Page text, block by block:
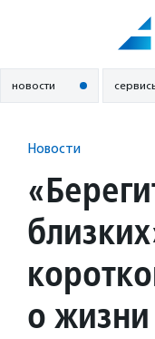
новости
Новости
о